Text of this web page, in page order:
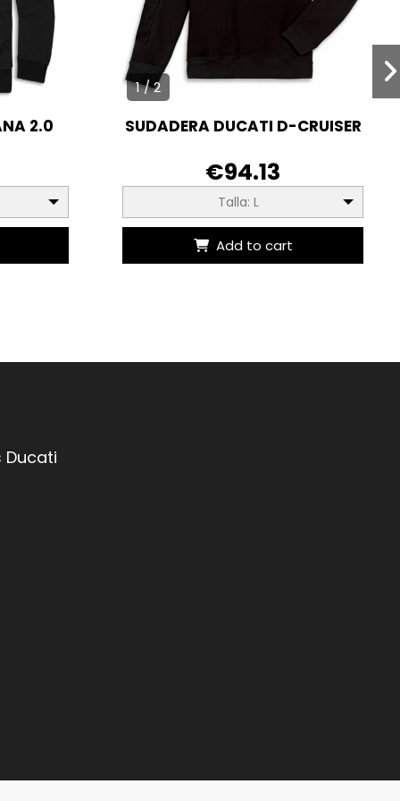
2.0
1 / 2
SUDADERA DUCATI D-CRUISER
€94.13
Talla: L
Add to cart